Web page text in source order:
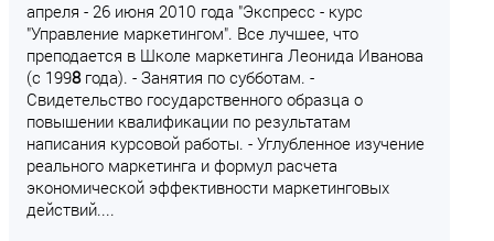
апреля - 26 июня 2010 года "Экспресс - курс
"Управление маркетингом". Все лучшее, что
преподается в Школе маркетинга Леонида Иванова
(с 1998года). - Занятия по субботам. -
Свидетельство государственного образца о
повышении квалификации по результатам
написания курсовой работы. - Углубленное изучение
реального маркетинга и формул расчета
экономической эффективности маркетинговых
действий....